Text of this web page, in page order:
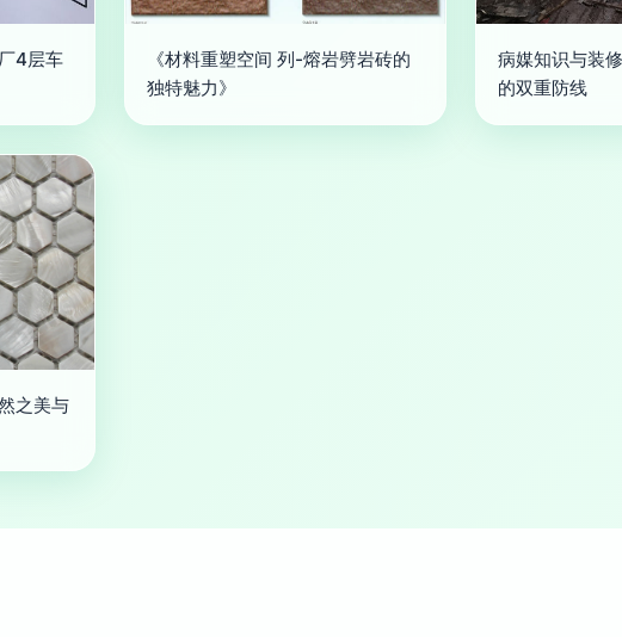
4层车
《材料重塑空间 列-熔岩劈岩砖的
独特魅力》
病媒知识与装
的双重防线
之美与